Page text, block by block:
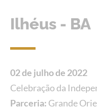
Ilhéus - BA
02 de julho de 2022
Celebração da
Parceria: Grande